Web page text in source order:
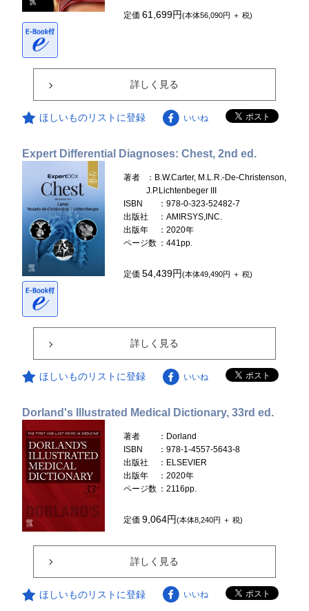
定価61,699円(本体56,090円 ＋ 税)
詳しく見る
ほしいものリストに登録 いいね
Expert Differential Diagnoses: Chest, 2nd ed.
著者
：B.W.Carter, M.L.R.-De-Christenson,
J.P.Lichtenbeger III
ISBN
：978-0-323-52482-7
出版社
：AMIRSYS,INC.
出版年
：2020年
ページ数 ：441pp.
定価54,439円(本体49,490円 ＋ 税)
詳しく見る
ほしいものリストに登録 いいね
Dorland's Illustrated Medical Dictionary, 33rd ed.
著者
：Dorland
ISBN
：978-1-4557-5643-8
出版社
：ELSEVIER
出版年
：2020年
ページ数 ：2116pp.
定価9,064円(本体8,240円 ＋ 税)
詳しく見る
ほしいものリストに登録 いいね